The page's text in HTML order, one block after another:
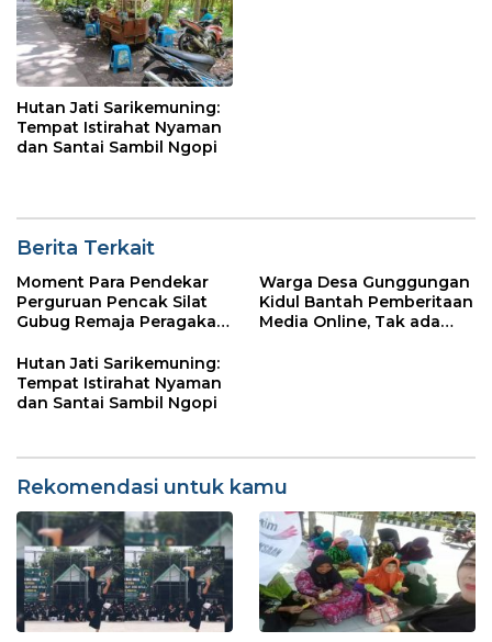
Hutan Jati Sarikemuning:
Tempat Istirahat Nyaman
dan Santai Sambil Ngopi
Berita Terkait
Moment Para Pendekar
Perguruan Pencak Silat
Gubug Remaja Peragakan
Hingga Jurus Ipsi
Warga Desa Gunggungan
Kidul Bantah Pemberitaan
Media Online, Tak ada
Hutan Jati Sarikemuning:
Tempat Istirahat Nyaman
dan Santai Sambil Ngopi
Rekomendasi untuk kamu